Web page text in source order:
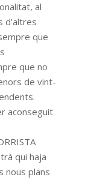
al
d’altres
que
que no
de vint-
aconseguit
qui haja
nous plans